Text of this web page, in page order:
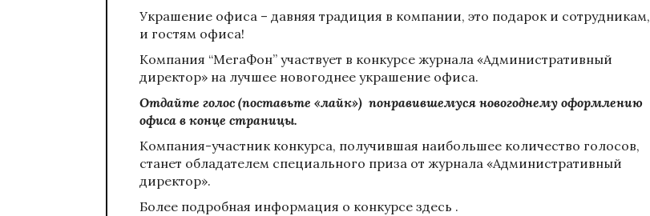
Украшение офиса – давняя традиция в компании, это подарок и сотрудникам,
и гостям офиса!
Компания “МегаФон” участвует в конкурсе журнала «Административный
директор» на лучшее новогоднее украшение офиса.
Отдайте голос (поставьте «лайк») понравившемуся новогоднему оформлению
офиса в конце страницы.
Компания-участник конкурса, получившая наибольшее количество голосов,
станет обладателем специального приза от журнала «Административный
директор».
Более подробная информация о конкурсе здесь .